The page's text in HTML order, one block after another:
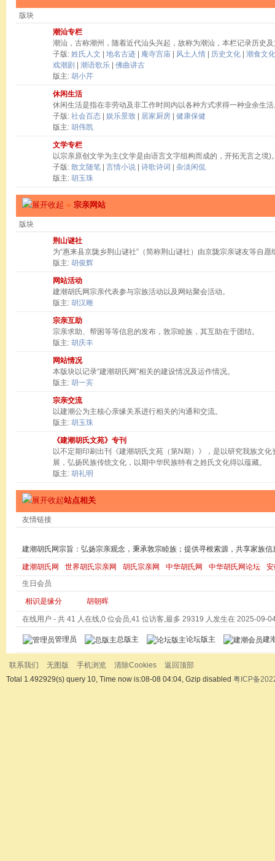
版块
潮汕专栏
潮汕，古称潮州，随着近代汕头兴起，故称为潮汕，本栏记录历史
子版: 姓氏人文 地名古迹 庵寺宫庙 风土人情 历史文化
潮食文化
戏潮剧
潮语歌乐
佛曲讲古
版主: 胡小芹
休闲生活
休闲生活是指在非劳动及非工作时间内以各种方式求得一种业余生
子版: 社会百态 娱乐景致 居家厨房
健康保健
版主: 胡伟凯
文学专栏
以宗亲原创文学为主(文学是由语言文字组构而成的，开拓无言之境)
子版: 散文随笔 言情小说 诗歌诗词
杂淡闲侃
版主: 胡玉珠
» 宗亲网站
版块
荆山谜社
为“惠来县京陇乡荆山谜社”（简称荆山谜社）由京陇宗亲谜友等自
版主: 胡俊辉
网站活动
建潮胡氏网宗亲代表参与宗族活动以及网站聚会活动。
版主: 胡汉雕
宗亲互助
宗亲求助、帮困等等信息的发布，敦宗睦族，其互助在于团结。
版主: 胡庆丰
网站情况
本版块以记录“建潮胡氏网”相关的建设情况及运作情况。
版主: 胡一宾
宗亲交流
以建潮公为主核心亲缘关系进行相关的沟通和交流。
版主: 胡玉珠
《建潮胡氏文苑》专刊
以不定期印刷出刊《建潮胡氏文苑（第N期）》，是以研究我族文
展，弘扬民族传统文化，以期中华民族特有之姓氏文化得以蕴藏。
版主: 胡礼明
站点相关
友情链接
建潮胡氏网宗旨：弘扬宗亲观念，秉承敦宗睦族；提供寻根索源，共享家族信
建潮胡氏网 世界胡氏宗亲网 胡氏宗亲网 中华胡氏网 中华胡氏网论坛
生日会员
相识是缘分 胡朝晖
在线用户 - 共 41 人在线,0 位会员,41 位访客,最多 29319 人发生在 2025-09-
管理员 总版主 论坛版主 建
联系我们 无图版 手机浏览 清除Cookies
返回顶部
Total 1.492929(s) query 10, Time now is:08-08 04:04, Gzip disabled 粤ICP备